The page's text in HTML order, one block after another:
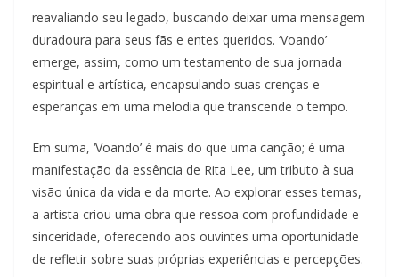
reavaliando seu legado, buscando deixar uma mensagem
duradoura para seus fãs e entes queridos. ‘Voando’
emerge, assim, como um testamento de sua jornada
espiritual e artística, encapsulando suas crenças e
esperanças em uma melodia que transcende o tempo.
Em suma, ‘Voando’ é mais do que uma canção; é uma
manifestação da essência de Rita Lee, um tributo à sua
visão única da vida e da morte. Ao explorar esses temas,
a artista criou uma obra que ressoa com profundidade e
sinceridade, oferecendo aos ouvintes uma oportunidade
de refletir sobre suas próprias experiências e percepções.